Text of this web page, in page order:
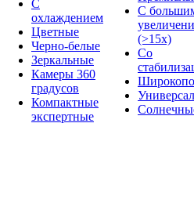
С
охлаждением
Цветные
Черно-белые
Зеркальные
Камеры 360
градусов
Компактные
экспертные
С
(>15x)
Со